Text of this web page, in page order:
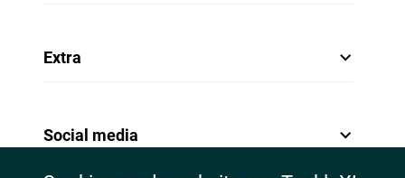
Extra
Social media